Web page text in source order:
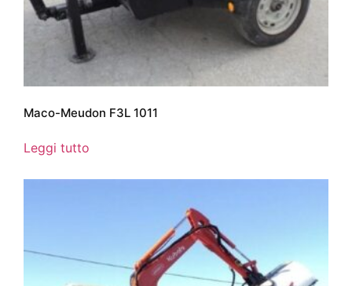
Maco-Meudon F3L 1011
Leggi tutto